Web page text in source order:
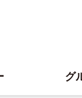
グ